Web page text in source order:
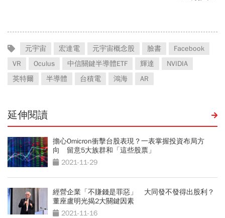
元宇宙 宏達電 元宇宙概念股 臉書
Facebook
VR
Oculus 中信關鍵半導體ETF 輝達
NVIDIA
英特爾
半導體 台積電 鴻海 AR
延伸閱讀
擔心Omicron衝擊台股表現？一表掌握投資布局方
向 留意5大族群和「這些股票」
2021-11-29
經營企業「不賺錢是罪惡」 大同發不發得出股利？
董座盧明光揭2大關鍵因素
2021-11-16